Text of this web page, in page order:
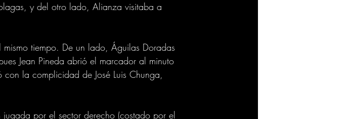
y del otro lado, Alianza visitaba a
tiempo. De un lado, Águilas Doradas
Jean Pineda abrió el marcador al minuto
la complicidad de José Luis Chunga,
por el sector derecho (costado por el